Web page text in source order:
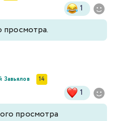
1
просмотра.
Завьялов 14
1
просмотра